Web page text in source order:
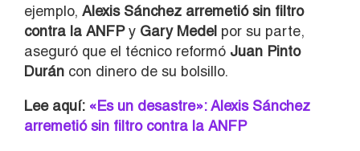
ejemplo, Alexis Sánchez arremetió sin filtro
contra la ANFPy Gary Medel por su parte,
aseguró que el técnico reformó Juan Pinto
Durán con dinero de su bolsillo.
Lee aquí: «Es un desastre»: Alexis Sánchez
arremetió sin filtro contra la ANFP